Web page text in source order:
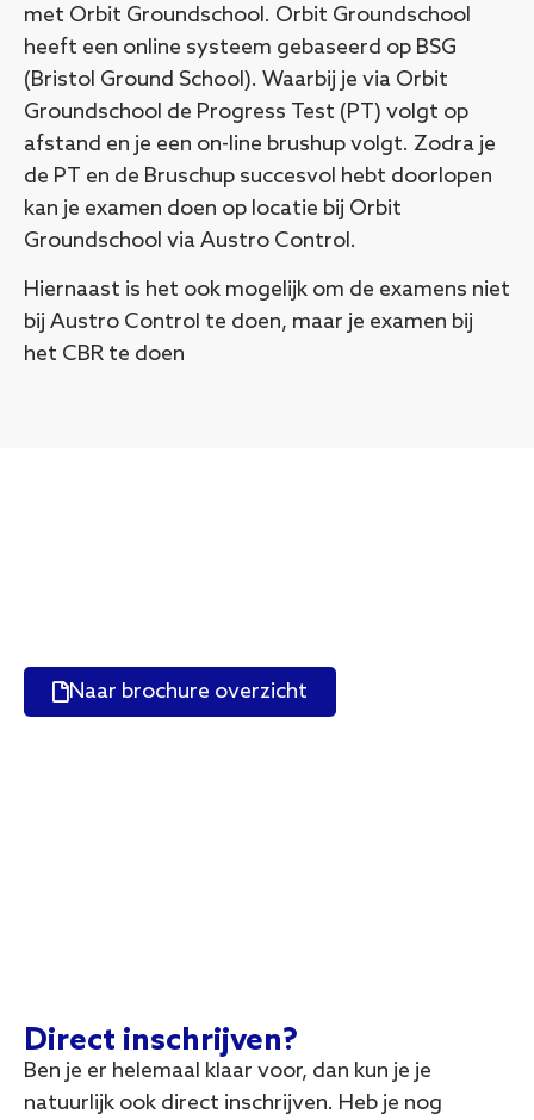
met Orbit Groundschool. Orbit Groundschool
heeft een online systeem gebaseerd op BSG
(Bristol Ground School). Waarbij je via Orbit
Groundschool de Progress Test (PT) volgt op
afstand en je een on-line brushup volgt. Zodra je
de PT en de Bruschup succesvol hebt doorlopen
kan je examen doen op locatie bij Orbit
Groundschool via Austro Control.
Hiernaast is het ook mogelijk om de examens niet
bij Austro Control te doen, maar je examen bij
het CBR te doen
Naar brochure overzicht
Direct inschrijven?
Ben je er helemaal klaar voor, dan kun je je
natuurlijk ook direct inschrijven. Heb je nog